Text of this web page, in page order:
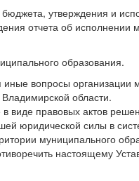
утверждения и
отчета об исполнении
образования.
вопросы организации
области.
виде правовых актов
юридической силы в
муниципального
настоящему